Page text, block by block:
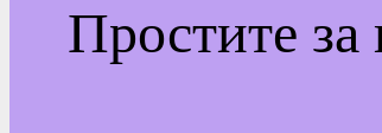
Простите